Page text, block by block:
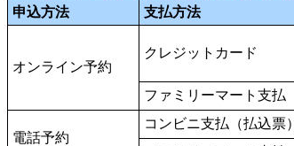
申込方法
支払方法
オンライン予約
クレジットカード
ファミリーマート支払
電話予約
コンビニ支払（払込票）